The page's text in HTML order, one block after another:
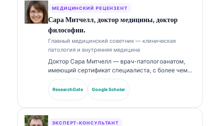
биомаркеров и лабораторной диагностики.
МЕДИЦИНСКИЙ РЕЦЕНЗЕНТ
Сара Митчелл, доктор медицины, доктор
философии.
Главный медицинский советник — клиническая
патология и внутренняя медицина
Доктор Сара Митчелл — врач-патологоанатом,
имеющий сертификат специалиста, с более чем
18-летним опытом в лабораторной медицине и
диагностическом анализе. Она имеет профильные
сертификаты по клинической химии и широко
ResearchGate Google Scholar
ЭКСПЕРТ-КОНСУЛЬТАНТ